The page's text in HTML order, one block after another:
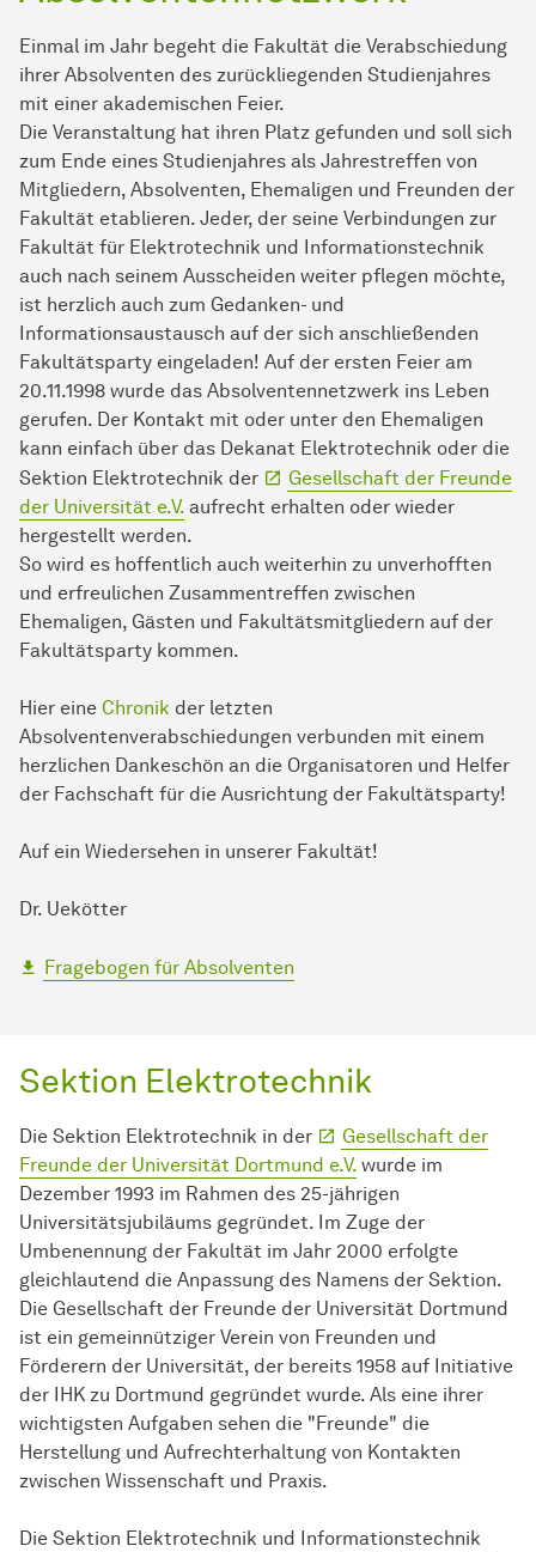
Einmal im Jahr begeht die Fakultät die Verabschiedung
ihrer Absolventen des zurückliegenden Studienjahres
mit einer akademischen Feier.
Die Veranstaltung hat ihren Platz gefunden und soll sich
zum Ende eines Studienjahres als Jahrestreffen von
Mitgliedern, Absolventen, Ehemaligen und Freunden der
Fakultät etablieren. Jeder, der seine Verbindungen zur
Fakultät für Elektrotechnik und Informationstechnik
auch nach seinem Ausscheiden weiter pflegen möchte,
ist herzlich auch zum Gedanken- und
Informationsaustausch auf der sich anschließenden
Fakultätsparty eingeladen! Auf der ersten Feier am
20.11.1998 wurde das Absolventennetzwerk ins Leben
gerufen. Der Kontakt mit oder unter den Ehemaligen
kann einfach über das Dekanat Elektrotechnik oder die
Sektion Elektrotechnik der
Gesellschaft der Freunde
der Universität e.V. aufrecht erhalten oder wieder
hergestellt werden.
So wird es hoffentlich auch weiterhin zu unverhofften
und erfreulichen Zusammentreffen zwischen
Ehemaligen, Gästen und Fakultätsmitgliedern auf der
Fakultätsparty kommen.
Hier eine Chronik der letzten
Absolventenverabschiedungen verbunden mit einem
herzlichen Dankeschön an die Organisatoren und Helfer
der Fachschaft für die Ausrichtung der Fakultätsparty!
Auf ein Wiedersehen in unserer Fakultät!
Dr. Uekötter
Fragebogen für Absolventen
Sektion Elektrotechnik
Die Sektion Elektrotechnik in der
Gesellschaft der
Freunde der Universität Dortmund e.V. wurde im
Dezember 1993 im Rahmen des 25-jährigen
Universitätsjubiläums gegründet. Im Zuge der
Umbenennung der Fakultät im Jahr 2000 erfolgte
gleichlautend die Anpassung des Namens der Sektion.
Die Gesellschaft der Freunde der Universität Dortmund
ist ein gemeinnütziger Verein von Freunden und
Förderern der Universität, der bereits 1958 auf Initiative
der IHK zu Dortmund gegründet wurde. Als eine ihrer
wichtigsten Aufgaben sehen die "Freunde" die
Herstellung und Aufrechterhaltung von Kontakten
zwischen Wissenschaft und Praxis.
Die Sektion Elektrotechnik und Informationstechnik